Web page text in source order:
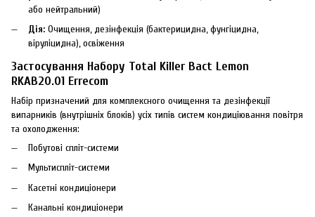
або нейтральний)
Дія: Очищення, дезінфекція (бактерицидна, фунгіцидна,
віруліцидна), освіження
Застосування Набору Total Killer Bact Lemon
RKAB20.01 Errecom
Набір призначений для комплексного очищення та дезінфекції
випарників (внутрішніх блоків) усіх типів систем кондиціювання повітря
та охолодження:
Побутові спліт-системи
Мультиспліт-системи
Касетні кондиціонери
Канальні кондиціонери